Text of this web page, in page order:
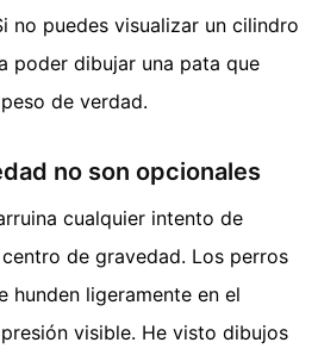
no puedes visualizar un cilindro
poder dibujar una pata que
de verdad.
no son opcionales
cualquier intento de
de gravedad. Los perros
hunden ligeramente en el
visible. He visto dibujos